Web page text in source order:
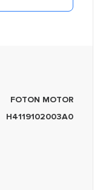
FOTON MOTOR
H4119102003A0